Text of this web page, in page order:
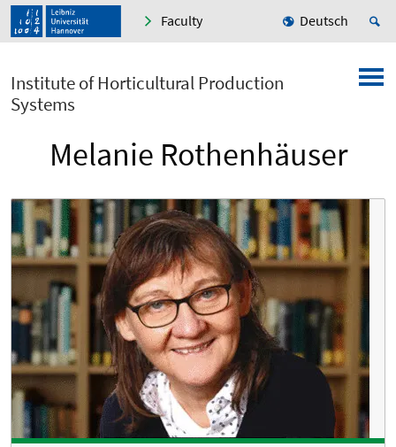
Faculty Deutsch
Institute of Horticultural Production
Systems
Melanie Rothenhäuser